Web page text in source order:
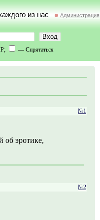
из нас Администрация
— Спрятаться
№1
об эротике,
№2